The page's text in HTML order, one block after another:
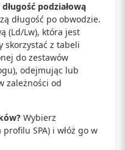
podziałową
długość po obwodzie.
(Ld/Lw), która jest
skorzystać z tabeli
do zestawów
odejmując lub
zależności od
Wybierz
SPA) i włóż go w